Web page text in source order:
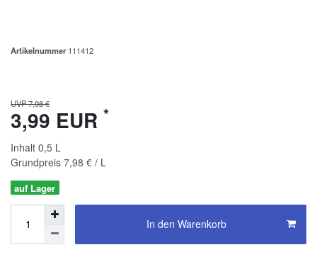
Artikelnummer 111412
UVP 7,98 €
3,99 EUR *
Inhalt 0,5 L
Grundpreis 7,98 € / L
auf Lager
In den Warenkorb